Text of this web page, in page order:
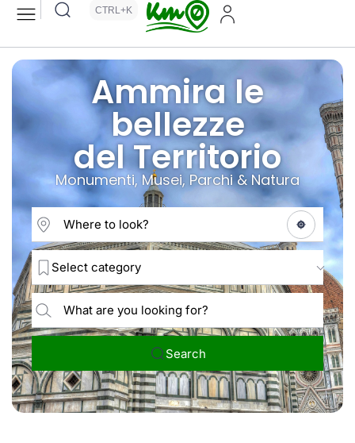
CTRL+K
Ammira le
bellezze
del Territorio
Monumenti, Musei, Parchi & Natura
Select category
Search